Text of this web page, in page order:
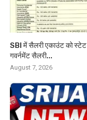
SBI में सैलरी एकाउंट को स्टेट
गवर्नमेंट सैलरी...
August 7, 2026